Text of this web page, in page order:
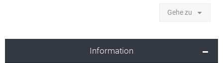
Gehe zu
Information